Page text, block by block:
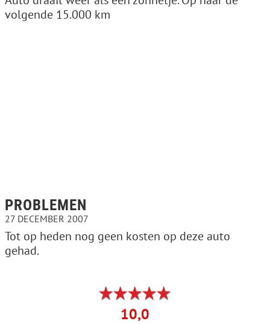
volgende 15.000 km
PROBLEMEN
27 DECEMBER 2007
Tot op heden nog geen kosten op deze auto
gehad.
10,0